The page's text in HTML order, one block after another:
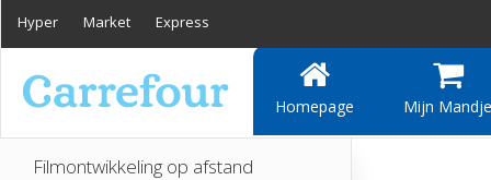
Hyper Market Express
Homepage Mijn Mandje
Filmontwikkeling op afstand